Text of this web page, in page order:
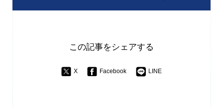
この記事をシェアする
X Facebook LINE